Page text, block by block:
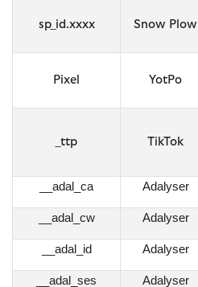
sp_id.xxxx Snow Plow
Pixel YotPo
_ttp TikTok
__adal_ca Adalyser
__adal_cw Adalyser
__adal_id Adalyser
__adal_ses Adalyser